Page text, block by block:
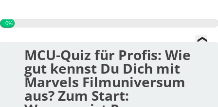
0%
MCU-Quiz für Profis: Wie
gut kennst Du Dich mit
Marvels Filmuniversum
aus? Zum Start: